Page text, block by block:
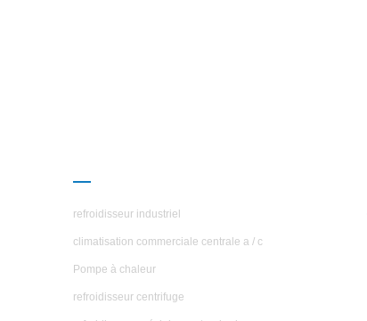
refroidisseur industriel
climatisation commerciale centrale a / c
Pompe à chaleur
refroidisseur centrifuge